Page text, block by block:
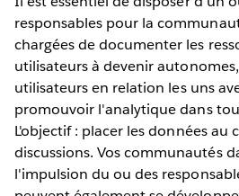
responsables pour la
chargées de documenter les
utilisateurs à devenir
utilisateurs en relation les uns
promouvoir l'analytique dans
L'objectif : placer les données
discussions. Vos communautés
l'impulsion du ou des